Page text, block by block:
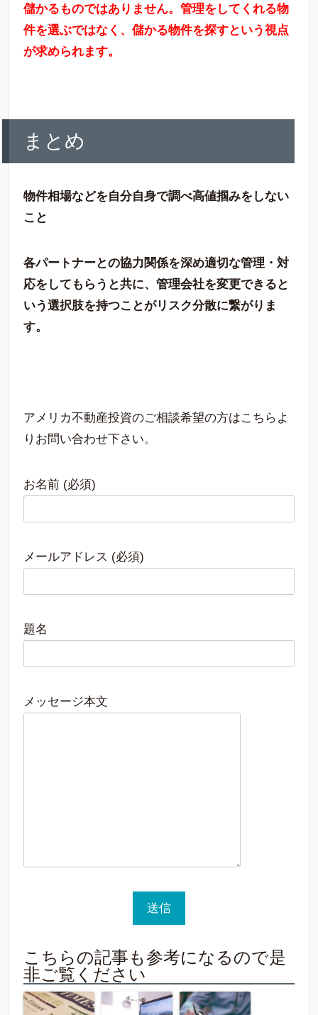
儲かるものではありません。管理をしてくれる物
件を選ぶではなく、儲かる物件を探すという視点
が求められます。
まとめ
物件相場などを自分自身で調べ高値掴みをしない
こと
各パートナーとの協力関係を深め適切な管理・対
応をしてもらうと共に、管理会社を変更できると
いう選択肢を持つことがリスク分散に繋がりま
す。
アメリカ不動産投資のご相談希望の方はこちらよ
りお問い合わせ下さい。
お名前 (必須)
メールアドレス (必須)
題名
メッセージ本文
こちらの記事も参考になるので是
非ご覧ください